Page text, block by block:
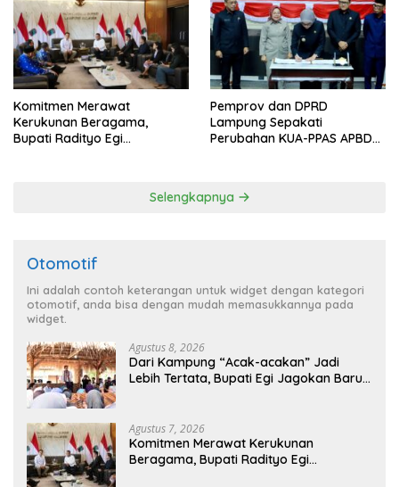
Komitmen Merawat
Kerukunan Beragama,
Bupati Radityo Egi
Pemprov dan DPRD
Lampung Sepakati
Perubahan KUA-PPAS APBD
Selengkapnya
Otomotif
Ini adalah contoh keterangan untuk widget dengan kategori
otomotif, anda bisa dengan mudah memasukkannya pada
widget.
Agustus 8, 2026
Dari Kampung “Acak-acakan” Jadi
Lebih Tertata, Bupati Egi Jagokan Baru
Agustus 7, 2026
Komitmen Merawat Kerukunan
Beragama, Bupati Radityo Egi